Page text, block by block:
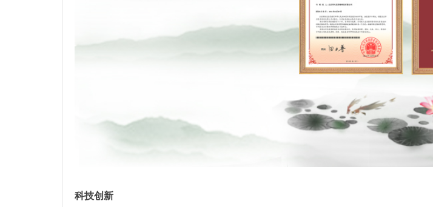
科技创新